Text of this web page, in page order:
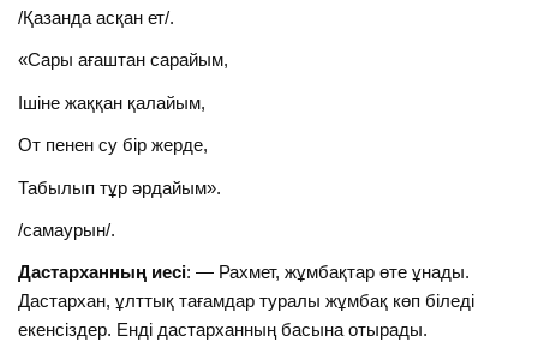
/Қазанда асқан ет/.
«Сары ағаштан сарайым,
Ішіне жаққан қалайым,
От пенен су бір жерде,
Табылып тұр әрдайым».
/самаурын/.
Дастарханның иесі: — Рахмет, жұмбақтар өте ұнады.
Дастархан, ұлттық тағамдар туралы жұмбақ көп біледі
екенсіздер. Енді дастарханның басына отырады.